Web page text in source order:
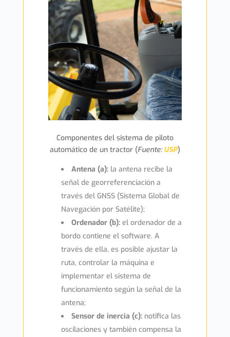
Componentes del sistema de piloto
automático de un tractor (Fuente:USP)
Antena (a):la antena recibe la
señal de georreferenciación a
través del GNSS (Sistema Global de
Navegación por Satélite);
Ordenador (b):el ordenador de a
bordo contiene el software. A
través de ella, es posible ajustar la
ruta, controlar la máquina e
implementar el sistema de
funcionamiento según la señal de la
antena;
Sensor de inercia (c):notifica las
oscilaciones y también compensa la